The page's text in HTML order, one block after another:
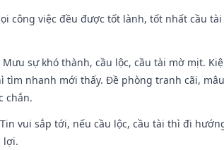
công việc đều được tốt lành, tốt nhất cầu
Mưu sự khó thành, cầu lộc, cầu tài mờ mịt.
nhanh mới thấy. Đề phòng tranh cãi,
chắn.
Tin vui sắp tới, nếu cầu lộc, cầu tài thì đi
lợi.